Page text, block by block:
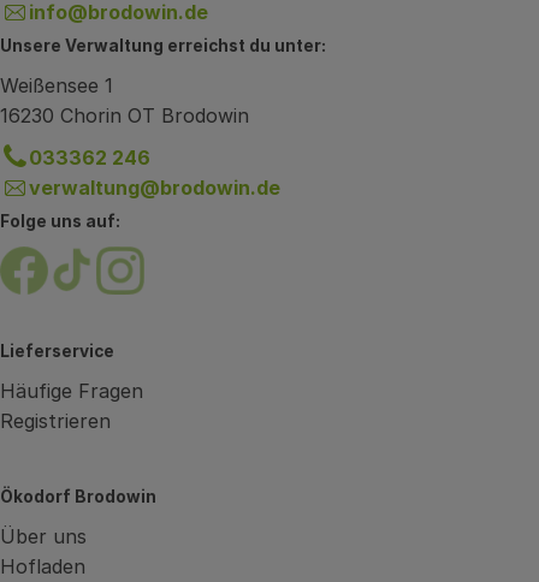
info@brodowin.de
Unsere Verwaltung erreichst du unter:
Weißensee 1
16230 Chorin OT Brodowin
033362 246
verwaltung@brodowin.de
Folge uns auf:
Externer Link zu https://www.facebook.com/
Externer Link zu https://www.tiktok.com/
Externer Link zu https://
Lieferservice
Häufige Fragen
Registrieren
Ökodorf Brodowin
Über uns
Hofladen